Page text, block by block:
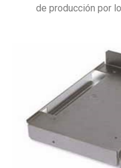
de producción por